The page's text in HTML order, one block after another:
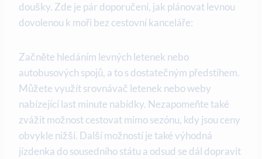
doušky. Zde je ​pár doporučení, jak plánovat levnou
dovolenou k moři bez cestovní⁤ kanceláře:
Začněte ‌hledáním levných letenek nebo
autobusových⁢ spojů, a to s dostatečným ‌předstihem.
Můžete⁣ využít ​srovnávač​ letenek ⁤nebo⁤ weby ​
nabízející last ​minute nabídky. Nezapomeňte také‍
zvážit možnost cestovat mimo sezónu, ⁢kdy jsou ceny
obvykle nižší. Další‌ možností⁤ je ‌také​ výhodná
jízdenka do sousedního státu a odsud se ⁤dál dopravit